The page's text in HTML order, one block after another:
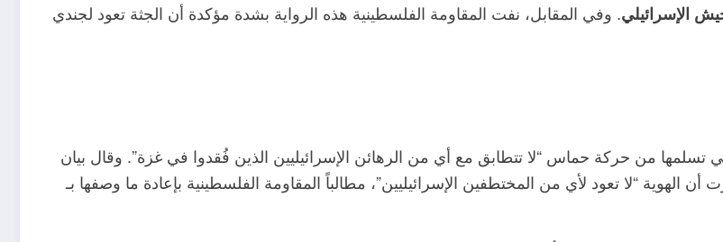
الإسرائيلي. وفي المقابل، نفت المقاومة الفلسطينية هذه الرواية بشدة مؤكدة أن الجثة تعود لجندي
تسلمها من حركة حماس “لا تتطابق مع أي من الرهائن الإسرائيليين الذين فُقدوا في غزة”. وقال بيان
“لا تعود لأي من المختطفين الإسرائيليين”، مطالباً المقاومة الفلسطينية بإعادة ما وصفها بـ